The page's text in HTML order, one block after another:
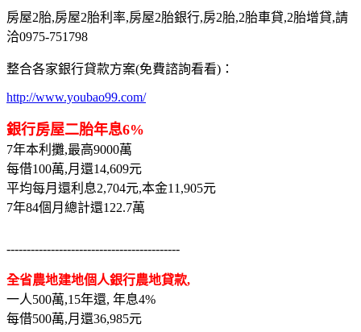
房屋2胎,房屋2胎利率,房屋2胎銀行,房2胎,2胎車貸,2胎增貸,請
洽0975-751798
整合各家銀行貸款方案(免費諮詢看看)：
http://www.youbao99.com/
銀行房屋二胎年息6%
7年本利攤,最高9000萬
每借100萬,月還14,609元
平均每月還利息2,704元,本金11,905元
7年84個月總計還122.7萬
-------------------------------------------
全省農地建地個人銀行農地貸款,
一人500萬,15年還, 年息4%
每借500萬,月還36,985元